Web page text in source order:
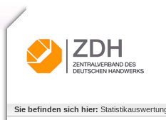
Sie befinden sich hier: